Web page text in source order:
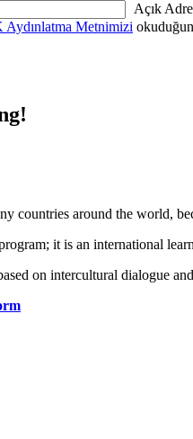
Açık
Metnimizi
countries around the world,
it is an international
on intercultural dialogue